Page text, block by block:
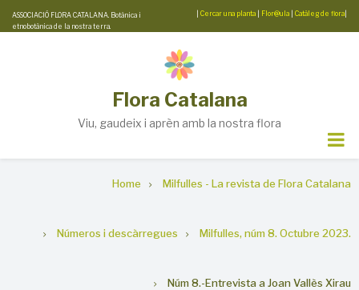
Skip
to
ASSOCIACIÓ FLORA CATALANA. Botànica i
etnobotànica de la nostra terra.
Cercar una planta Flor@ula Catàleg de flora
Flora Catalana
Viu, gaudeix i aprèn amb la nostra flora
Home Milfulles - La revista de Flora Catalana
Números i descàrregues Milfulles, núm 8. Octubre 2023.
Núm 8.-Entrevista a Joan Vallès Xirau